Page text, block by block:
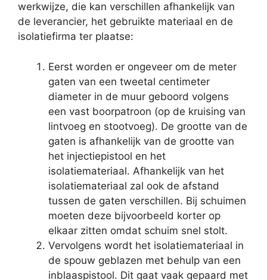
werkwijze, die kan verschillen afhankelijk van
de leverancier, het gebruikte materiaal en de
isolatiefirma ter plaatse:
Eerst worden er ongeveer om de meter
gaten van een tweetal centimeter
diameter in de muur geboord volgens
een vast boorpatroon (op de kruising van
lintvoeg en stootvoeg). De grootte van de
gaten is afhankelijk van de grootte van
het injectiepistool en het
isolatiemateriaal. Afhankelijk van het
isolatiemateriaal zal ook de afstand
tussen de gaten verschillen. Bij schuimen
moeten deze bijvoorbeeld korter op
elkaar zitten omdat schuim snel stolt.
Vervolgens wordt het isolatiemateriaal in
de spouw geblazen met behulp van een
inblaaspistool. Dit gaat vaak gepaard met